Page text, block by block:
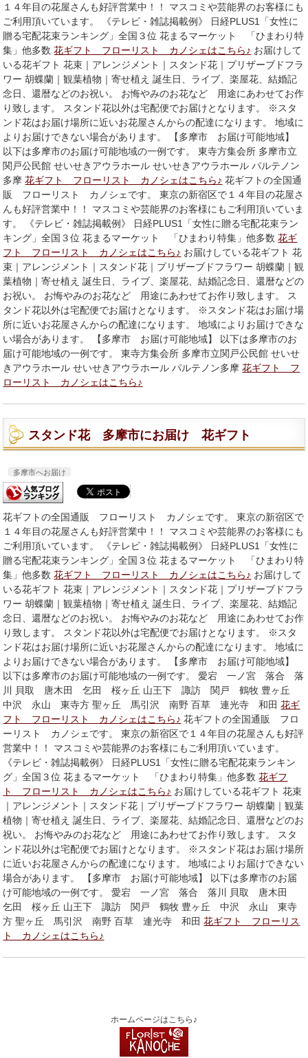
１４年目の花屋さんも好評営業中！！ マスコミや芸能界のお客様にも
ご利用頂いています。 《テレビ・雑誌掲載例》 日経PLUS1「女性に
贈る宅配花束ランキング」全国３位 花まるマーケット 「ひまわり特
集」他多数花ギフト フローリスト カノシェはこちら♪ お届けして
いる花ギフト 花束｜アレンジメント｜スタンド花｜プリザーブドフラ
ワー 胡蝶蘭｜観葉植物｜寄せ植え 誕生日、ライブ、楽屋花、結婚記
念日、還暦などのお祝い。 お悔やみのお花など 用途にあわせてお作
り致します。 スタンド花以外は宅配便でお届けとなります。 ※スタ
ンド花はお届け場所に近いお花屋さんからの配達になります。 地域に
よりお届けできない場合があります。 【多摩市 お届け可能地域】
以下は多摩市のお届け可能地域の一例です。 東寺方集会所 多摩市立
関戸公民館 せいせきアウラホール せいせきアウラホール パルテノン
多摩花ギフト フローリスト カノシェはこちら♪ 花ギフトの全国通
販 フローリスト カノシェです。 東京の新宿区で１４年目の花屋さ
んも好評営業中！！ マスコミや芸能界のお客様にもご利用頂いていま
す。 《テレビ・雑誌掲載例》 日経PLUS1「女性に贈る宅配花束ラン
キング」全国３位 花まるマーケット 「ひまわり特集」他多数花ギ
フト フローリスト カノシェはこちら♪ お届けしている花ギフト 花
束｜アレンジメント｜スタンド花｜プリザーブドフラワー 胡蝶蘭｜観
葉植物｜寄せ植え 誕生日、ライブ、楽屋花、結婚記念日、還暦などの
お祝い。 お悔やみのお花など 用途にあわせてお作り致します。 ス
タンド花以外は宅配便でお届けとなります。 ※スタンド花はお届け場
所に近いお花屋さんからの配達になります。 地域によりお届けできな
い場合があります。 【多摩市 お届け可能地域】 以下は多摩市のお
届け可能地域の一例です。 東寺方集会所 多摩市立関戸公民館 せいせ
きアウラホール せいせきアウラホール パルテノン多摩花ギフト フ
ローリスト カノシェはこちら♪
スタンド花 多摩市にお届け 花ギフト
多摩市へお届け
花ギフトの全国通販 フローリスト カノシェです。 東京の新宿区で
１４年目の花屋さんも好評営業中！！ マスコミや芸能界のお客様にも
ご利用頂いています。 《テレビ・雑誌掲載例》 日経PLUS1「女性に
贈る宅配花束ランキング」全国３位 花まるマーケット 「ひまわり特
集」他多数花ギフト フローリスト カノシェはこちら♪ お届けして
いる花ギフト 花束｜アレンジメント｜スタンド花｜プリザーブドフラ
ワー 胡蝶蘭｜観葉植物｜寄せ植え 誕生日、ライブ、楽屋花、結婚記
念日、還暦などのお祝い。 お悔やみのお花など 用途にあわせてお作
り致します。 スタンド花以外は宅配便でお届けとなります。 ※スタ
ンド花はお届け場所に近いお花屋さんからの配達になります。 地域に
よりお届けできない場合があります。 【多摩市 お届け可能地域】
以下は多摩市のお届け可能地域の一例です。 愛宕 一ノ宮 落合 落
川 貝取 唐木田 乞田 桜ヶ丘 山王下 諏訪 関戸 鶴牧 豊ヶ丘
中沢 永山 東寺方 聖ヶ丘 馬引沢 南野 百草 連光寺 和田花ギ
フト フローリスト カノシェはこちら♪ 花ギフトの全国通販 フロ
ーリスト カノシェです。 東京の新宿区で１４年目の花屋さんも好評
営業中！！ マスコミや芸能界のお客様にもご利用頂いています。
《テレビ・雑誌掲載例》 日経PLUS1「女性に贈る宅配花束ランキン
グ」全国３位 花まるマーケット 「ひまわり特集」他多数花ギフ
ト フローリスト カノシェはこちら♪ お届けしている花ギフト 花束
｜アレンジメント｜スタンド花｜プリザーブドフラワー 胡蝶蘭｜観葉
植物｜寄せ植え 誕生日、ライブ、楽屋花、結婚記念日、還暦などのお
祝い。 お悔やみのお花など 用途にあわせてお作り致します。 スタ
ンド花以外は宅配便でお届けとなります。 ※スタンド花はお届け場所
に近いお花屋さんからの配達になります。 地域によりお届けできない
場合があります。 【多摩市 お届け可能地域】 以下は多摩市のお届
け可能地域の一例です。 愛宕 一ノ宮 落合 落川 貝取 唐木田
乞田 桜ヶ丘 山王下 諏訪 関戸 鶴牧 豊ヶ丘 中沢 永山 東寺
方 聖ヶ丘 馬引沢 南野 百草 連光寺 和田花ギフト フローリス
ト カノシェはこちら♪
ホームページはこちら♪